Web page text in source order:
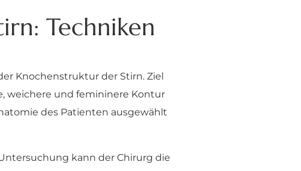
Techniken
Knochenstruktur der Stirn. Ziel
weichere und femininere Kontur
des Patienten ausgewählt
kann der Chirurg die